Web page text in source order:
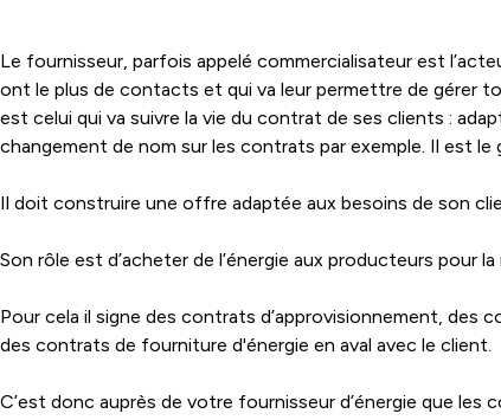
Le fournisseur, parfois appelé commercialisateur est
ont le plus de contacts et qui va leur permettre de gérer
est celui qui va suivre la vie du contrat de ses clients :
changement de nom sur les contrats par exemple. Il est
Il doit construire une offre adaptée aux besoins de son
Son rôle est d’acheter de l’énergie aux producteurs pour
Pour cela il signe des contrats d’approvisionnement,
des contrats de fourniture d'énergie en aval avec le client.
C’est donc auprès de votre fournisseur d’énergie que